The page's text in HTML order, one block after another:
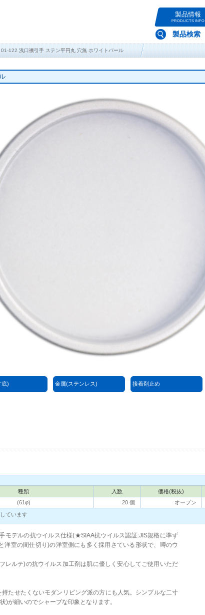
製品情報
PRODUCTS INFO
製品検索
01‐122 浅口襖引手 ステン平円丸 穴無 ホワイトパール
底) 金属(ステンレス) 接着剤止め
種類 入数 価格(税抜)
(61φ)
20 個 オープン
ています
モデルの抗ウイルス仕様(★SIAA抗ウイルス認証:JIS規格に準ず
洋室の間仕切り)の洋室側にも多く採用さている形状で、噂のウ
レルテ)の抗ウイルス加工剤は肌に優しく安心してご使用いただ
たせたくないモダンリビング派の方にも人気。シンプルな二寸
)が細いのでシャープな印象となります。